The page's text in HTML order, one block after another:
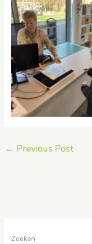
No Caption
← Previous Post
Zoeken